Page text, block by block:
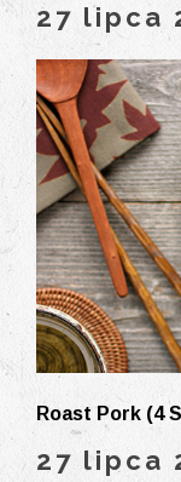
27 lipca
Roast Pork (4
27 lipca